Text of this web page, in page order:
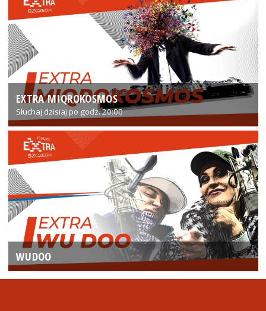
EXTRA MIQROKOSMOS
Słuchaj dzisiaj po godz. 20:00
WUDOO